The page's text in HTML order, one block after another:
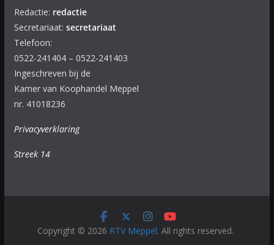
Redactie: redactie
Secretariaat: secretariaat
Telefoon:
0522-241404 – 0522-241403
Ingeschreven bij de
Kamer van Koophandel Meppel
nr. 41018236
Privacyverklaring
Streek 14
Copyright © 2026 RTV Meppel. All rights reserved.